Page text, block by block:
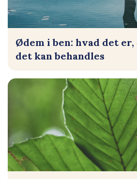
Ødem i ben: hvad det
det kan behandles